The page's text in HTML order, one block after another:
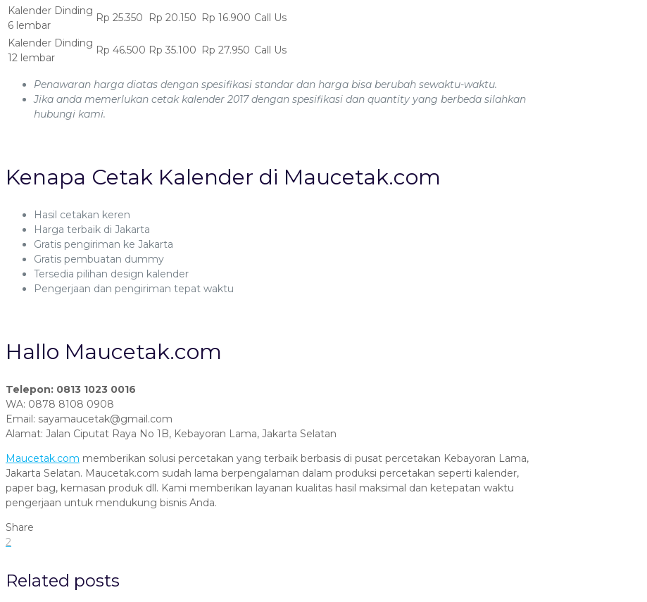
Kalender Dinding
6 lembar
Rp 25.350 Rp 20.150 Rp 16.900 Call Us
Kalender Dinding
12 lembar
Rp 46.500 Rp 35.100 Rp 27.950 Call Us
Penawaran harga diatas dengan spesifikasi standar dan harga bisa berubah sewaktu-waktu.
Jika anda memerlukan cetak kalender 2017 dengan spesifikasi dan quantity yang berbeda silahkan
hubungi kami.
Kenapa Cetak Kalender di Maucetak.com
Hasil cetakan keren
Harga terbaik di Jakarta
Gratis pengiriman ke Jakarta
Gratis pembuatan dummy
Tersedia pilihan design kalender
Pengerjaan dan pengiriman tepat waktu
Hallo Maucetak.com
Telepon: 0813 1023 0016
WA: 0878 8108 0908
Email: sayamaucetak@gmail.com
Alamat: Jalan Ciputat Raya No 1B, Kebayoran Lama, Jakarta Selatan
Maucetak.com memberikan solusi percetakan yang terbaik berbasis di pusat percetakan Kebayoran Lama,
Jakarta Selatan. Maucetak.com sudah lama berpengalaman dalam produksi percetakan seperti kalender,
paper bag, kemasan produk dll. Kami memberikan layanan kualitas hasil maksimal dan ketepatan waktu
pengerjaan untuk mendukung bisnis Anda.
Share
2
Related posts